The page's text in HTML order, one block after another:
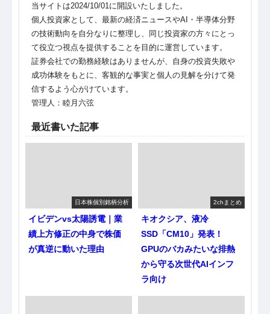
当サイトは2024/10/01に開設いたしました。
個人投資家として、最新の経済ニュースやAI・半導体分野
の技術動向を自分なりに整理し、同じ投資家の方々にとっ
て役立つ視点を提供することを目的に運営しています。
証券会社での勤務経験はありませんが、自身の投資失敗や
成功体験をもとに、客観的な事実と個人の見解を分けて発
信するよう心がけています。
管理人：睦月六弦
最近書いた記事
日本株個別銘柄分析
イビデンvs太陽誘電｜業
績上方修正の中身で株価
が真逆に動いた理由
2chまとめ
キオクシア、液冷
SSD「CM10」発表！
GPUのバカみたいな排熱
から守る次世代AIインフ
ラ向け